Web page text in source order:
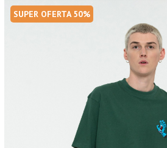
SUPER OFERTA 50%